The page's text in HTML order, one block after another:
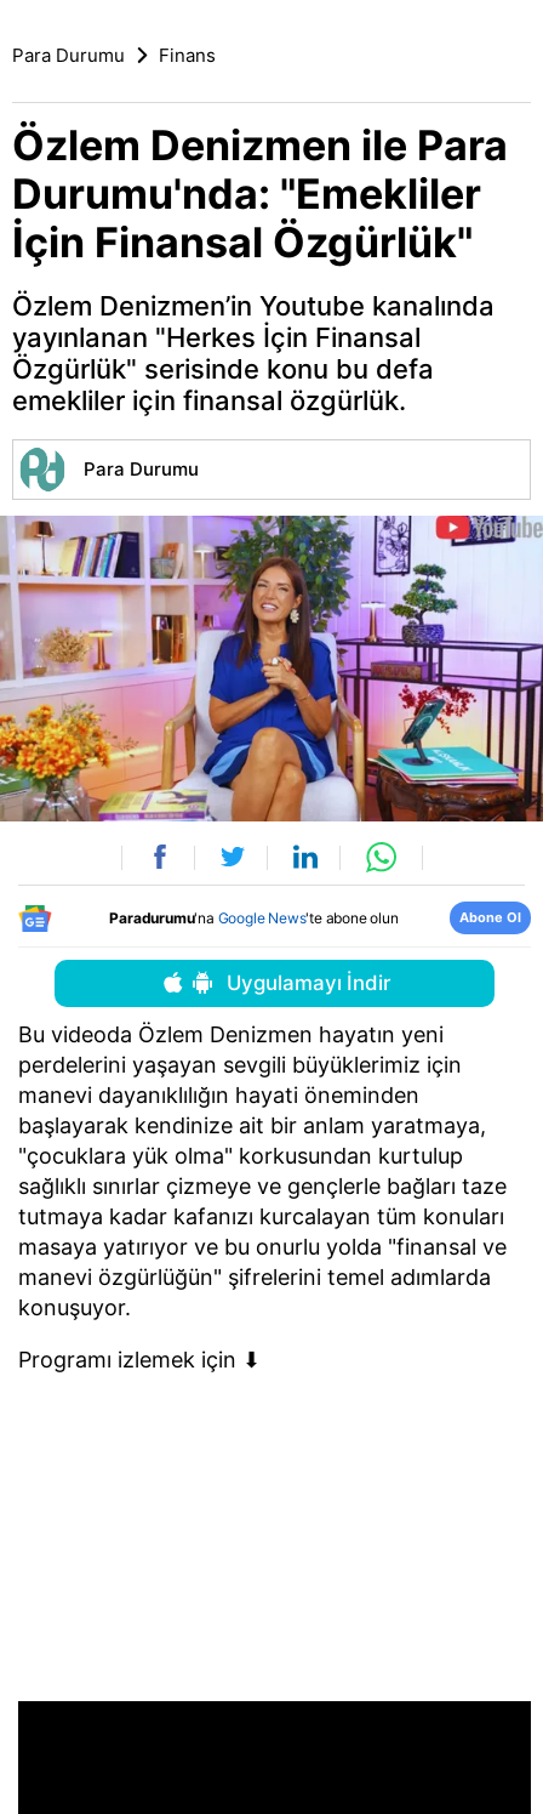
Para Durumu Finans
Özlem Denizmen ile Para
Durumu'nda: "Emekliler
İçin Finansal Özgürlük"
Özlem Denizmen’in Youtube kanalında
yayınlanan "Herkes İçin Finansal
Özgürlük" serisinde konu bu defa
emekliler için finansal özgürlük.
Para Durumu
Paradurumu'na Google News'te abone olun Abone Ol
Uygulamayı İndir
Bu videoda Özlem Denizmen hayatın yeni
perdelerini yaşayan sevgili büyüklerimiz için
manevi dayanıklılığın hayati öneminden
başlayarak kendinize ait bir anlam yaratmaya,
"çocuklara yük olma" korkusundan kurtulup
sağlıklı sınırlar çizmeye ve gençlerle bağları taze
tutmaya kadar kafanızı kurcalayan tüm konuları
masaya yatırıyor ve bu onurlu yolda "finansal ve
manevi özgürlüğün" şifrelerini temel adımlarda
konuşuyor.
Programı izlemek için ⬇︎